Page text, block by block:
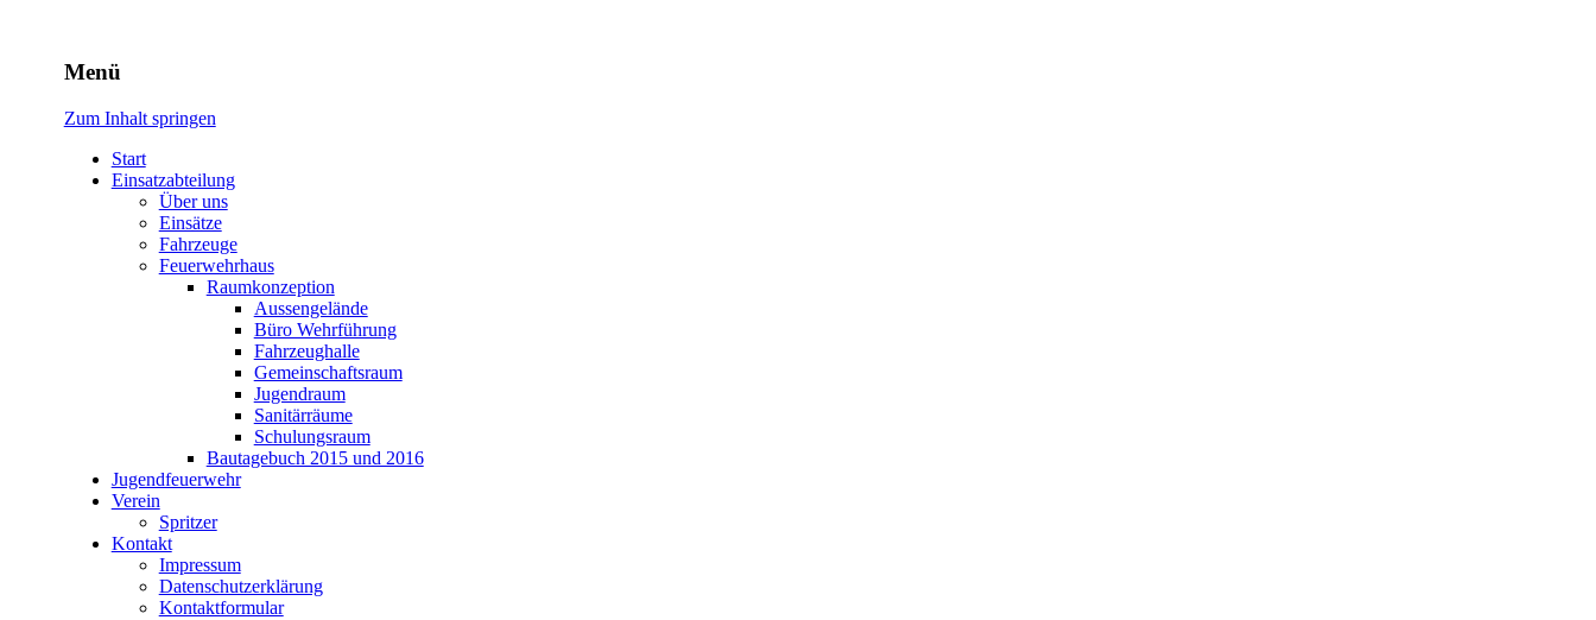
Freiwillige Feuerwehr Rodheim v.d.H.
Menü
Zum Inhalt springen
Start
Einsatzabteilung
Über uns
Einsätze
Fahrzeuge
Feuerwehrhaus
Raumkonzeption
Aussengelände
Büro Wehrführung
Fahrzeughalle
Gemeinschaftsraum
Jugendraum
Sanitärräume
Schulungsraum
Bautagebuch 2015 und 2016
Jugendfeuerwehr
Verein
Spritzer
Kontakt
Impressum
Datenschutzerklärung
Kontaktformular